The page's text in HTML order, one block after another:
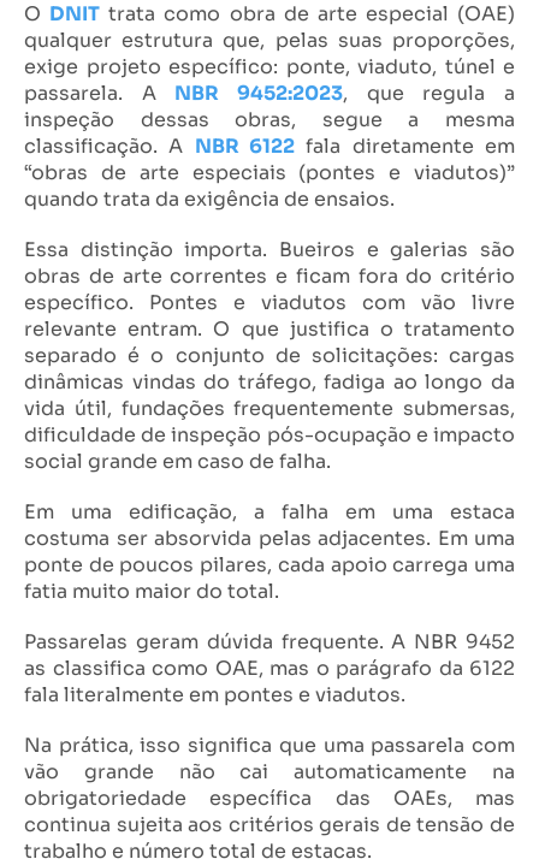
O DNIT trata como obra de arte especial (OAE)
qualquer estrutura que, pelas suas proporções,
exige projeto específico: ponte, viaduto, túnel e
passarela. A NBR 9452:2023, que regula a
inspeção dessas obras, segue a mesma
classificação. A NBR 6122 fala diretamente em
“obras de arte especiais (pontes e viadutos)”
quando trata da exigência de ensaios.
Essa distinção importa. Bueiros e galerias são
obras de arte correntes e ficam fora do critério
específico. Pontes e viadutos com vão livre
relevante entram. O que justifica o tratamento
separado é o conjunto de solicitações: cargas
dinâmicas vindas do tráfego, fadiga ao longo da
vida útil, fundações frequentemente submersas,
dificuldade de inspeção pós-ocupação e impacto
social grande em caso de falha.
Em uma edificação, a falha em uma estaca
costuma ser absorvida pelas adjacentes. Em uma
ponte de poucos pilares, cada apoio carrega uma
fatia muito maior do total.
Passarelas geram dúvida frequente. A NBR 9452
as classifica como OAE, mas o parágrafo da 6122
fala literalmente em pontes e viadutos.
Na prática, isso significa que uma passarela com
vão grande não cai automaticamente na
obrigatoriedade específica das OAEs, mas
continua sujeita aos critérios gerais de tensão de
trabalho e número total de estacas.